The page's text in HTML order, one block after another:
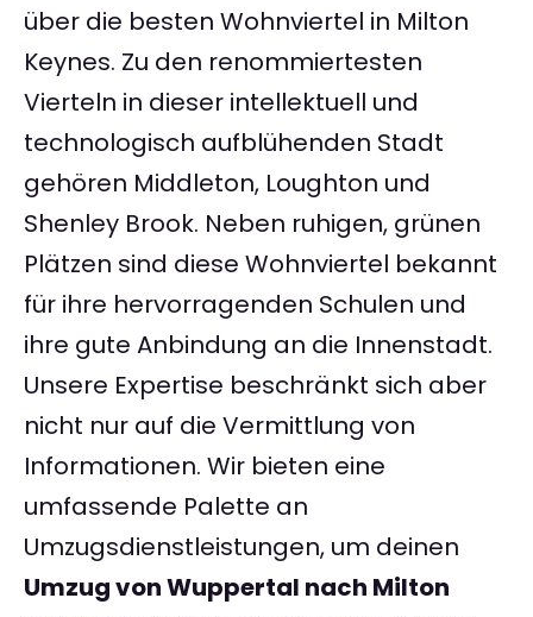
über die besten Wohnviertel in Milton
Keynes. Zu den renommiertesten
Vierteln in dieser intellektuell und
technologisch aufblühenden Stadt
gehören Middleton, Loughton und
Shenley Brook. Neben ruhigen, grünen
Plätzen sind diese Wohnviertel bekannt
für ihre hervorragenden Schulen und
ihre gute Anbindung an die Innenstadt.
Unsere Expertise beschränkt sich aber
nicht nur auf die Vermittlung von
Informationen. Wir bieten eine
umfassende Palette an
Umzugsdienstleistungen, um deinen
Umzug von Wuppertal nach Milton